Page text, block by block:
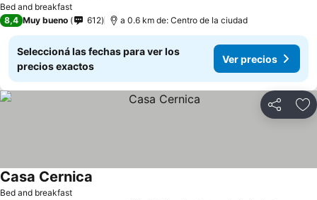
Bed and breakfast
8,4 Muy bueno 612 a 0.6 km de: Centro de la ciudad
Seleccioná las fechas para ver los
precios exactos
Ver precios
Compartir
Bed and breakfast
Casa Cernica